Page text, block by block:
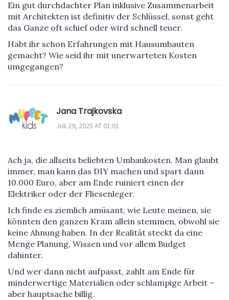
Ein gut durchdachter Plan inklusive Zusammenarbeit
mit Architekten ist definitiv der Schlüssel, sonst geht
das Ganze oft schief oder wird schnell teuer.
Habt ihr schon Erfahrungen mit Hausumbauten
gemacht? Wie seid ihr mit unerwarteten Kosten
umgegangen?
Jana Trajkovska
Juli 29, 2025 AT 01:01
Ach ja, die allseits beliebten Umbaukosten. Man glaubt
immer, man kann das DIY machen und spart dann
10.000 Euro, aber am Ende ruiniert einen der
Elektriker oder der Fliesenleger.
Ich finde es ziemlich amüsant, wie Leute meinen, sie
könnten den ganzen Kram allein stemmen, obwohl sie
keine Ahnung haben. In der Realität steckt da eine
Menge Planung, Wissen und vor allem Budget
dahinter.
Und wer dann nicht aufpasst, zahlt am Ende für
minderwertige Materialien oder schlampige Arbeit –
aber hauptsache billig.